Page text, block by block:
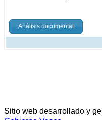
Análisis documental
Sitio web desarrollado y